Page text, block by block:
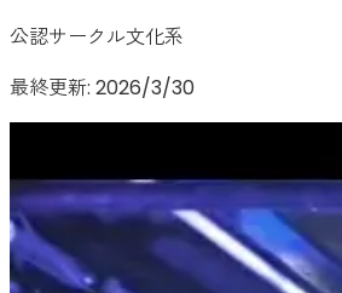
公認サークル文化系
最終更新: 2026/3/30